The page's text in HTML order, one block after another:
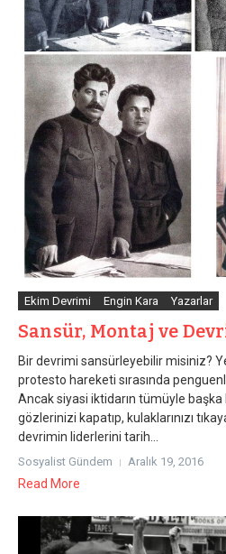
Ekim Devrimi Engin Kara Yazarlar
Sansür, Montaj ve
Bir devrimi sansürleyebilir misiniz?
protesto hareketi sırasında
Ancak siyasi iktidarın tümüyle başka
gözlerinizi kapatıp, kulaklarınızı
devrimin liderlerini tarih...
Sosyalist Gündem Aralık 19, 2016
Read More